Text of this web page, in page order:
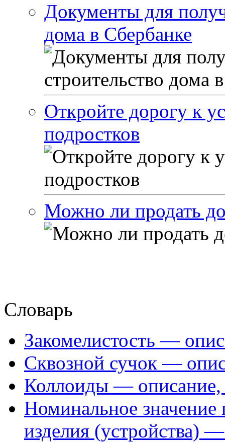
Документы для
дома в Сбербанке
Откройте дорогу к
подростков
Можно ли продать
Словарь
Закомелистость —
Сквозной сучок —
Коллоиды — описание,
Номинальное значение
изделия (устройства)